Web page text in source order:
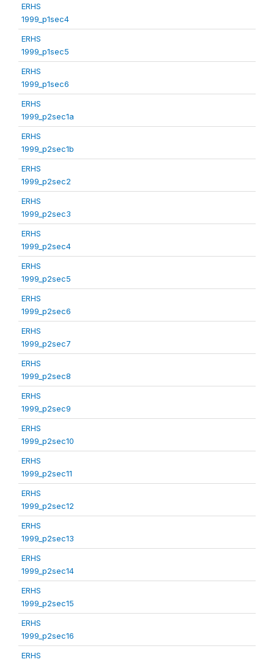
ERHS
1999_p1sec4
ERHS
1999_p1sec5
ERHS
1999_p1sec6
ERHS
1999_p2sec1a
ERHS
1999_p2sec1b
ERHS
1999_p2sec2
ERHS
1999_p2sec3
ERHS
1999_p2sec4
ERHS
1999_p2sec5
ERHS
1999_p2sec6
ERHS
1999_p2sec7
ERHS
1999_p2sec8
ERHS
1999_p2sec9
ERHS
1999_p2sec10
ERHS
1999_p2sec11
ERHS
1999_p2sec12
ERHS
1999_p2sec13
ERHS
1999_p2sec14
ERHS
1999_p2sec15
ERHS
1999_p2sec16
ERHS